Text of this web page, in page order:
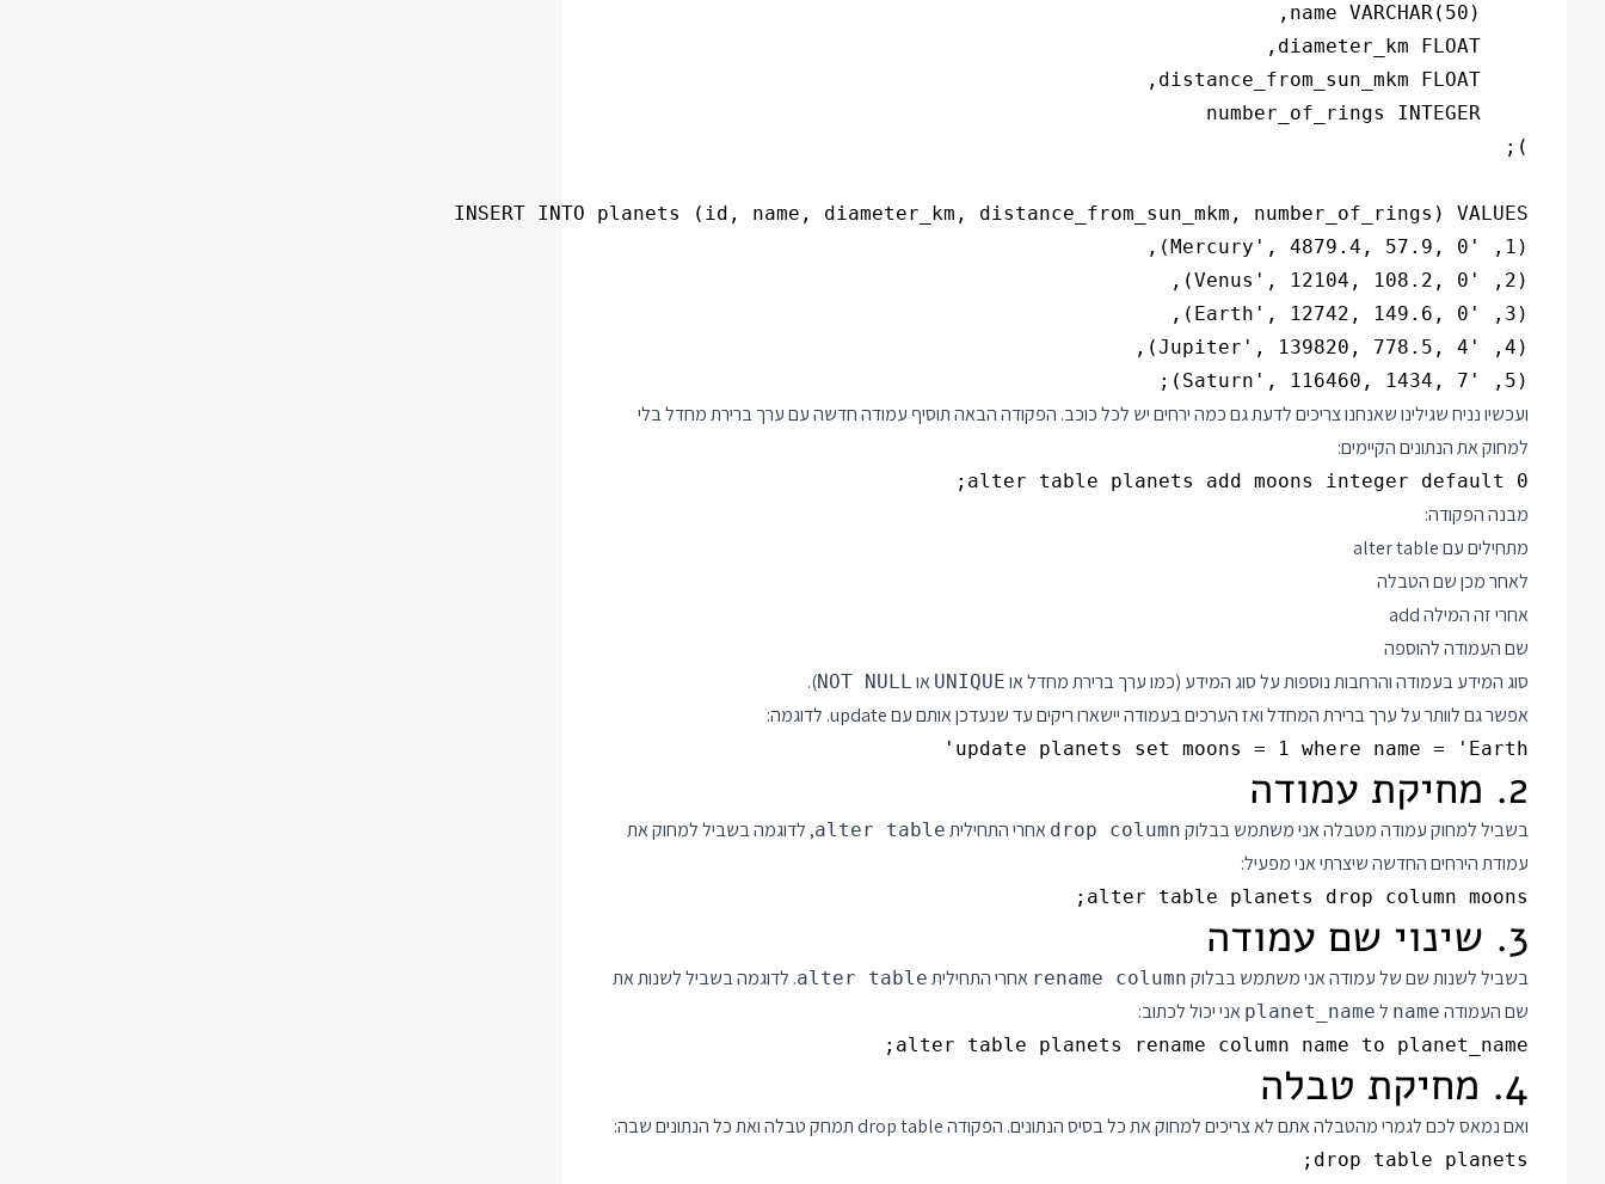
(5, 'Saturn', 116460, 1434, 7);
ועכשיו נניח שגילינו שאנחנו צריכים לדעת גם כמה ירחים יש לכל כוכב. הפקודה הבאה תוסיף עמודה חדשה עם ערך ברירת מחדל בלי
למחוק את הנתונים הקיימים:
alter table planets add moons integer default 0;
מבנה הפקודה:
מתחילים עם alter table
לאחר מכן שם הטבלה
אחרי זה המילה add
שם העמודה להוספה
סוג המידע בעמודה והרחבות נוספות על סוג המידע (כמו ערך ברירת מחדל או UNIQUE או NOT NULL
).
אפשר גם לוותר על ערך ברירת המחדל ואז הערכים בעמודה יישארו ריקים עד שנעדכן אותם עם update. לדוגמה:
update planets set moons = 1 where name = 'Earth'
2. מחיקת עמודה
בשביל למחוק עמודה מטבלה אני משתמש בבלוק drop column אחרי התחילית alter table, לדוגמה בשביל למחוק את
עמודת הירחים החדשה שיצרתי אני מפעיל:
alter table planets drop column moons;
3. שינוי שם עמודה
בשביל לשנות שם של עמודה אני משתמש בבלוק rename column אחרי התחילית alter table. לדוגמה בשביל לשנות את
שם העמודה name ל planet_name אני יכול לכתוב:
alter table planets rename column name to planet_name;
4. מחיקת טבלה
ואם נמאס לכם לגמרי מהטבלה אתם לא צריכים למחוק את כל בסיס הנתונים. הפקודה drop table תמחק טבלה ואת כל הנתונים שבה:
drop table planets;